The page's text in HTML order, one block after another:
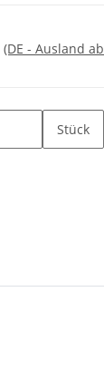
(DE - Ausland
Stück